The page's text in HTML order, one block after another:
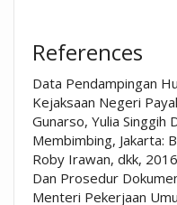
References
Data Pendampingan
Kejaksaan Negeri
Gunarso, Yulia Singgih
Membimbing, Jakarta:
Roby Irawan, dkk,
Dan Prosedur
Menteri Pekerjaan